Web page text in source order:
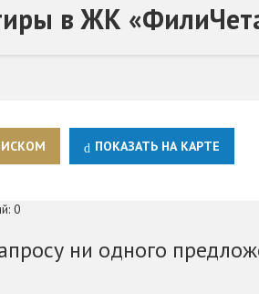
в ЖК
ПОКАЗАТЬ НА КАРТЕ
0
ни одного